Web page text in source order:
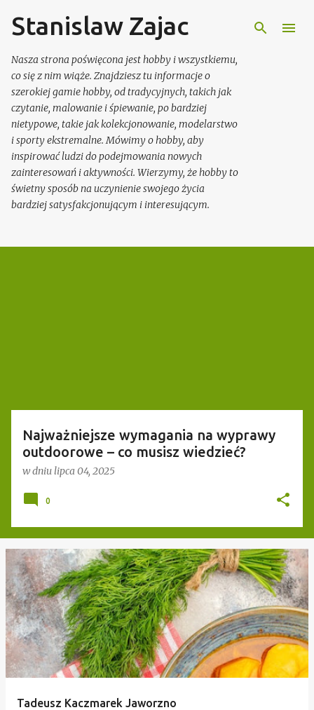
Przejdź do głównej zawartości
Stanislaw Zajac
Nasza strona poświęcona jest hobby i wszystkiemu,
co się z nim wiąże. Znajdziesz tu informacje o
szerokiej gamie hobby, od tradycyjnych, takich jak
czytanie, malowanie i śpiewanie, po bardziej
nietypowe, takie jak kolekcjonowanie, modelarstwo
i sporty ekstremalne. Mówimy o hobby, aby
inspirować ludzi do podejmowania nowych
zainteresowań i aktywności. Wierzymy, że hobby to
świetny sposób na uczynienie swojego życia
bardziej satysfakcjonującym i interesującym.
Najważniejsze wymagania na wyprawy
outdoorowe – co musisz wiedzieć?
w dniulipca 04, 2025
0
Tadeusz Kaczmarek Jaworzno